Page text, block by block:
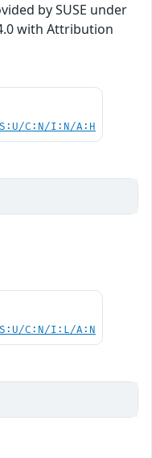
by SUSE under
with Attribution
C:N/I:N/A:H
S:U/C:N/I:L/A:N